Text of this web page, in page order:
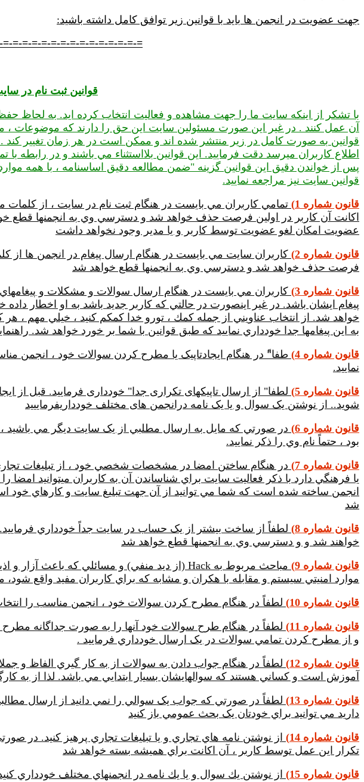
جهت عضویت در انجمن ها باید با قوانین زیر توافق کامل داشته باشید:
=-=-=-=-=-=-=-=-=-=-=-=-=-=
قوانین ثبت نام در
با تشکر از اينکه سايت ما را جهت مشاهده و فعالیت انتخاب کرده ايد. به
آن عمل کنند . در غير اين صورت مسئولين سايت اين حق را دارند که موضوعات ،
قوانين به صورت کامل در زير منتشر شده اند و ممكن است در هر زمان تغيير
اطلاع كاربران ميرسد دقت فرماييد. اين قوانين بلااستثناء مي باشند و در رابطه
پس از خواندن دقيق اين قوانين گزينه "ضمن مطالعه دقیق اساسنامه ، با همه
قوانين سايت نيز مراجعه نماييد.
قانون شماره 1)
تمامي کاربران مي بايست در هنگام ثبت نام در سايت ، از
اكانت آن كاربر در اولين فرصت حذف خواهد شد و دسترسي وي به انجمنها قطع
عضويت امكان لغو عضويت توسط كاربر و يا مدير وجود نخواهد داشت
قانون شماره 2)
کاربران سايت مي بايست در هنگام ارسال پيغام در انجمن ها از
فرصت حذف خواهد شد و دسترسي وي به انجمنها قطع خواهد شد
قانون شماره 3)
کاربران مي بايست در هنگام ارسال سوالات و مشکلات و
پيغام ايشان باشد. در غير اينصورت در حالتي که کاربر جديد باشد به او اخطار
خواهد شد. از انتخاب عناويني از جمله كمك ، تورو خدا كمكم كنيد ، خيلي مهم ،
به اين پيغامها جدا خودداري نماييد كه طبق قوانين با شما بر خورد خواهد شد.
قانون شماره 4)
طفا"ً در هنگام ایجادتاپیک یا مطرح کردن سوالات خود ، انجمن
نمایید.
قانون شماره 5)
لطفا" از ارسال تاپیکهای تکراری جدا" خودداری فرمایید. قبل
شوید.. از نوشتن یک سوال و یا یک نامه درانجمن های مختلف خودداریفرماییید
قانون شماره 6)
در صورتي که مايل به ارسال مطلبي از يک سايت ديگر مي
بود ، حتماً نام وي را ذکر نماييد.
قانون شماره 7)
در هنگام ساختن امضا در مشخصات شخصي خود ، از تبليغات
يا فرهنگي دارد با ذكر فعاليت سايت براي شناساندن آن به كاربران ميتوانيد
انجمن ساخته شده است که شما مي توانيد از آن جهت تبليغ سايت و کارهاي خود
شد
قانون شماره 8)
لطفاً از ساخت بيشتر از يک حساب در سايت جداً خودداري
خواهند شد و و دسترسي وي به انجمنها قطع خواهد شد
قانون شماره 9)
موارد امنيتي سيستم و مقابله با هكران و مشابه که براي کاربران مفيد
قانون شماره 10)
لطفاً در هنگام مطرح کردن سوالات خود ، انجمن مناسب را
قانون شماره 11)
لطفاً در هنگام طرح سوالات خود آنها را به صورت جداگانه مطرح
و از مطرح کردن تمامي سوالات در يک ارسال خودداري فرماييد .
قانون شماره 12)
لطفاً در هنگام جواب دادن به سوالات از به کار گيري الفاظ و
آموزش است و کساني هستند که سوالهايشان بسيار ابتدايي مي باشد. لذا از به
قانون شماره 13)
لطفاً در صورتي که جواب يک سوالي را نمي دانيد از ارسال
داريد مي توانيد براي خودتان يک بحث عمومي باز کنيد
قانون شماره 14)
از نوشتن نامه هاي تجاري و يا تبليغات تجاري پرهيز كنيد.
تكرار اين عمل توسط كاربر ، آن اكانت براي هميشه بسته خواهد شد
قانون شماره 15)